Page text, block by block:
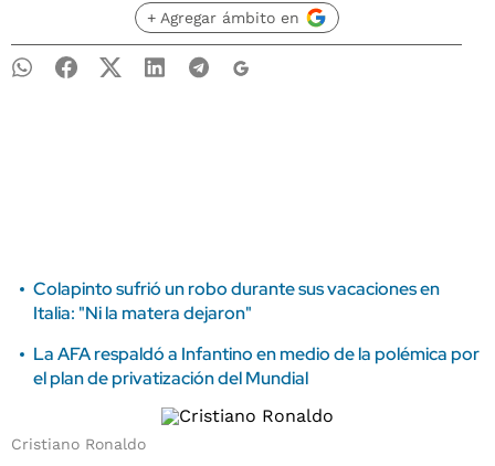
+ Agregar ámbito en
Colapinto sufrió un robo durante sus vacaciones en
Italia: "Ni la matera dejaron"
La AFA respaldó a Infantino en medio de la polémica por
el plan de privatización del Mundial
Cristiano Ronaldo